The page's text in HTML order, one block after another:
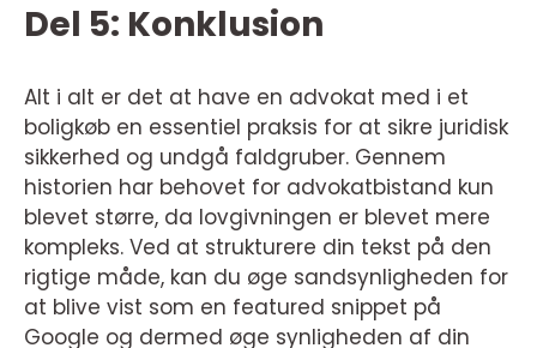
Del 5: Konklusion
Alt i alt er det at have en advokat med i et
boligkøb en essentiel praksis for at sikre juridisk
sikkerhed og undgå faldgruber. Gennem
historien har behovet for advokatbistand kun
blevet større, da lovgivningen er blevet mere
kompleks. Ved at strukturere din tekst på den
rigtige måde, kan du øge sandsynligheden for
at blive vist som en featured snippet på
Google og dermed øge synligheden af din